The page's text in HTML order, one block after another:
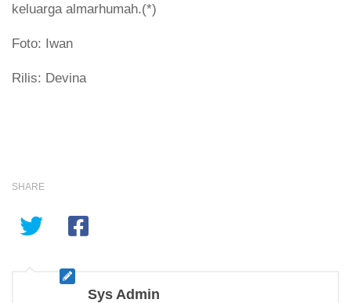
keluarga almarhumah.(*)
Foto: Iwan
Rilis: Devina
SHARE
Sys Admin